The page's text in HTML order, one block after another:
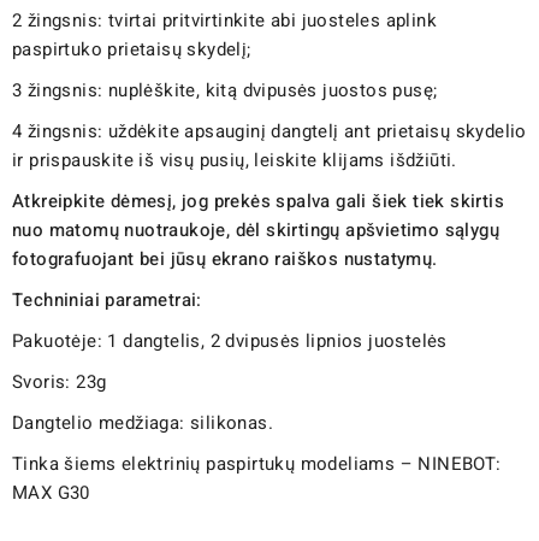
2 žingsnis: tvirtai pritvirtinkite abi juosteles aplink
paspirtuko prietaisų skydelį;
3 žingsnis: nuplėškite, kitą dvipusės juostos pusę;
4 žingsnis: uždėkite apsauginį dangtelį ant prietaisų skydelio
ir prispauskite iš visų pusių, leiskite klijams išdžiūti.
Atkreipkite dėmesį, jog prekės spalva gali šiek tiek skirtis
nuo matomų nuotraukoje, dėl skirtingų apšvietimo sąlygų
fotografuojant bei jūsų ekrano raiškos nustatymų.
Techniniai parametrai:
Pakuotėje: 1 dangtelis, 2 dvipusės lipnios juostelės
Svoris: 23g
Dangtelio medžiaga: silikonas.
Tinka šiems elektrinių paspirtukų modeliams – NINEBOT:
MAX G30